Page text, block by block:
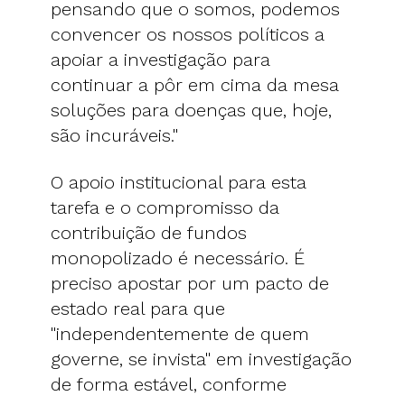
pensando que o somos, podemos
convencer os nossos políticos a
apoiar a investigação para
continuar a pôr em cima da mesa
soluções para doenças que, hoje,
são incuráveis."
O apoio institucional para esta
tarefa e o compromisso da
contribuição de fundos
monopolizado é necessário. É
preciso apostar por um pacto de
estado real para que
"independentemente de quem
governe, se invista" em investigação
de forma estável, conforme